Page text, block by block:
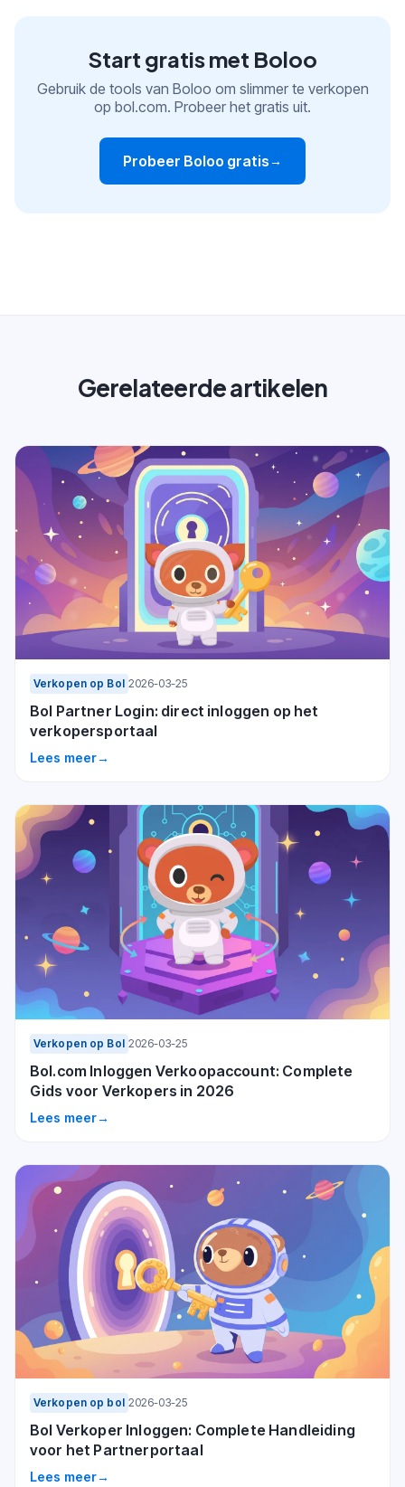
Start gratis met Boloo
Gebruik de tools van Boloo om slimmer te verkopen
op bol.com. Probeer het gratis uit.
Probeer Boloo gratis→
Gerelateerde artikelen
Verkopen op Bol 2026-03-25
Bol Partner Login: direct inloggen op het
verkopersportaal
Lees meer→
Verkopen op Bol 2026-03-25
Bol.com Inloggen Verkoopaccount: Complete
Gids voor Verkopers in 2026
Lees meer→
Verkopen op bol 2026-03-25
Bol Verkoper Inloggen: Complete Handleiding
voor het Partnerportaal
Lees meer→